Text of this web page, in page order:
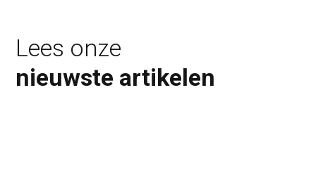
Lees onze
nieuwste artikelen